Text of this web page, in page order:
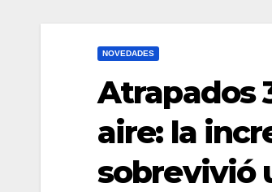
NOVEDADES
Atrapados
aire: la
sobrevivió